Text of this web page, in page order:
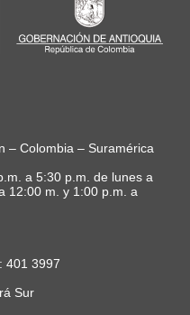
– Colombia – Suramérica
a 5:30 p.m. de lunes a
12:00 m. y 1:00 p.m. a
401 3997
Sur